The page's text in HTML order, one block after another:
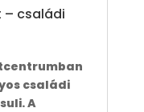
– családi
családi
A